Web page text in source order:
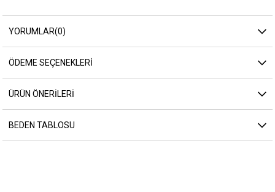
YORUMLAR(0)
ÖDEME SEÇENEKLERI
ÜRÜN ÖNERILERI
BEDEN TABLOSU